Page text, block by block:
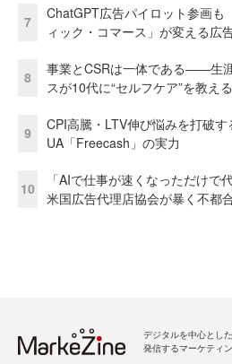
7
ChatGPT広告パイロット参画
ィック・コマース」が変える広
8
事業とCSRは一体である――生
スが10代に“セルフケア”を教え
9
CPI高騰・LTV伸び悩みを打破
UA「Freecash」の実力
10
「AIで仕事が速くなっただけ
米国広告代理店協会が暴く不都
デジタルを中心とし
発信するマーケティ